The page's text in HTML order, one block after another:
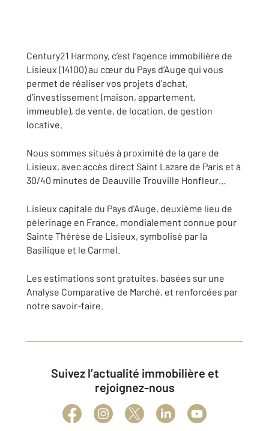
Century21 Harmony, c’est l’agence immobilière de
Lisieux (14100) au cœur du Pays d’Auge qui vous
permet de réaliser vos projets d’achat,
d’investissement (maison, appartement,
immeuble), de vente, de location, de gestion
locative.
Nous sommes situés à proximité de la gare de
Lisieux, avec accès direct Saint Lazare de Paris et à
30/40 minutes de Deauville Trouville Honfleur…
Lisieux capitale du Pays d’Auge, deuxième lieu de
pèlerinage en France, mondialement connue pour
Sainte Thérèse de Lisieux, symbolisé par la
Basilique et le Carmel.
Les estimations sont gratuites, basées sur une
Analyse Comparative de Marché, et renforcées par
notre savoir-faire.
Suivez l’actualité immobilière et
rejoignez-nous